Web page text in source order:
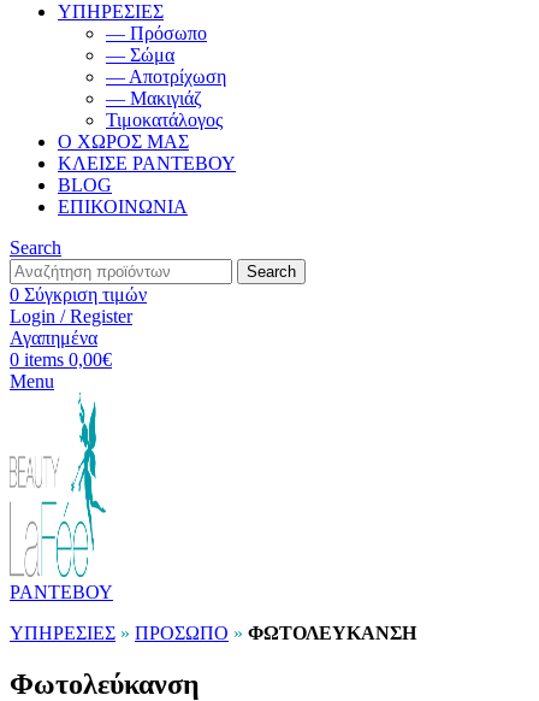
ΥΠΗΡΕΣΙΕΣ
— Πρόσωπο
— Σώμα
— Αποτρίχωση
— Μακιγιάζ
Τιμοκατάλογος
Ο ΧΩΡΟΣ ΜΑΣ
ΚΛΕΙΣΕ ΡΑΝΤΕΒΟΥ
BLOG
ΕΠΙΚΟΙΝΩΝΙΑ
Search
Search
0 Σύγκριση τιμών
Login / Register
Αγαπημένα
0 items 0,00€
Menu
ΡΑΝΤΕΒΟΥ
ΥΠΗΡΕΣΙΕΣ » ΠΡΟΣΩΠΟ » ΦΩΤΟΛΕΥΚΑΝΣΗ
Φωτολεύκανση